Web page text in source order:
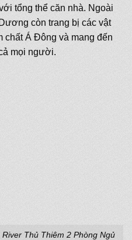
tổng thể căn nhà. Ngoài
còn trang bị các vật
chất Á Đông và mang đến
mọi người.
Thủ Thiêm 2 Phòng Ngủ